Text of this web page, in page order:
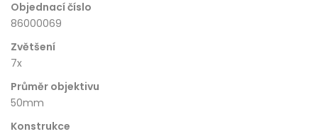
Objednací číslo
86000069
Zvětšení
7x
Průměr objektivu
50mm
Konstrukce